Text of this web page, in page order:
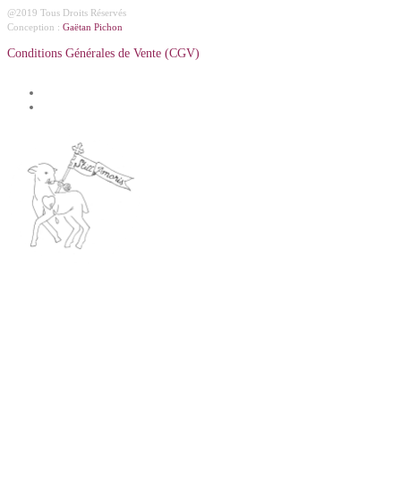
@2019 Tous Droits Réservés
Conception : Gaëtan Pichon
Conditions Générales de Vente (CGV)